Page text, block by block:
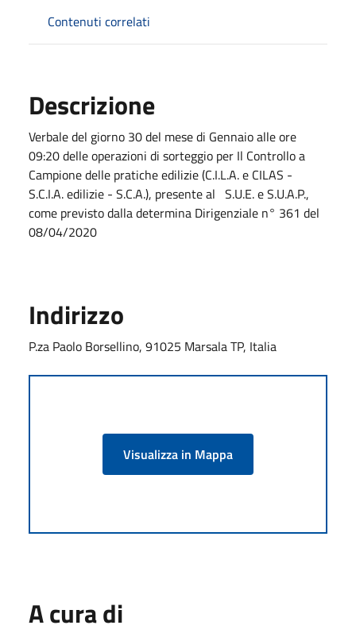
Contenuti correlati
Descrizione
Verbale del giorno 30 del mese di Gennaio alle ore
09:20 delle operazioni di sorteggio per Il Controllo a
Campione delle pratiche edilizie (C.I.L.A. e CILAS -
S.C.I.A. edilizie - S.C.A.), presente al S.U.E. e S.U.A.P.,
come previsto dalla determina Dirigenziale n° 361 del
08/04/2020
Indirizzo
P.za Paolo Borsellino, 91025 Marsala TP, Italia
Visualizza in Mappa
A cura di